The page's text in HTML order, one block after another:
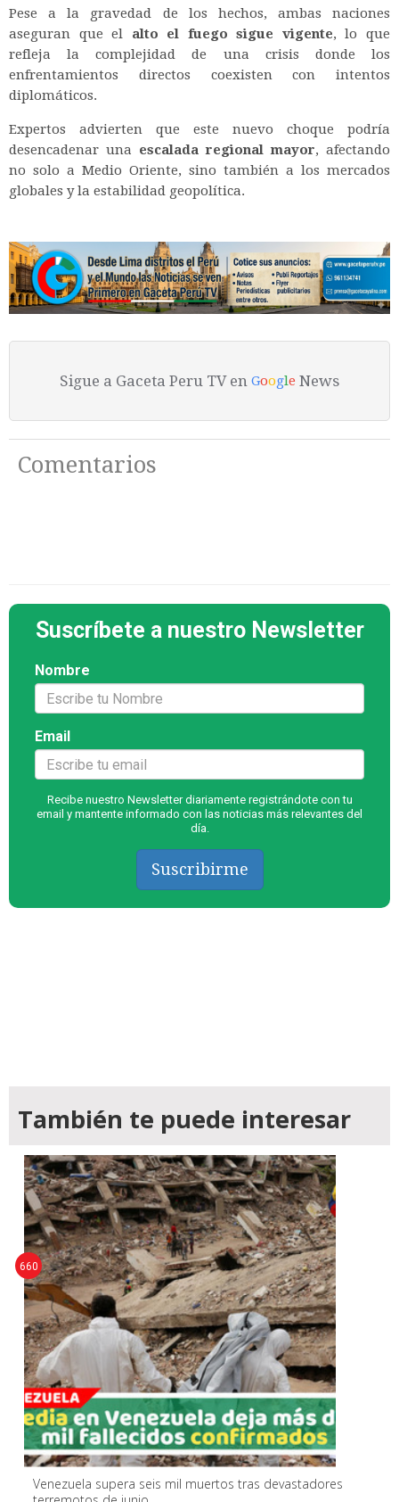
Pese a la gravedad de los hechos, ambas naciones
aseguran que el alto el fuego sigue vigente, lo que
refleja la complejidad de una crisis donde los
enfrentamientos directos coexisten con intentos
diplomáticos.
Expertos advierten que este nuevo choque podría
desencadenar una escalada regional mayor, afectando
no solo a Medio Oriente, sino también a los mercados
globales y la estabilidad geopolítica.
Sigue a Gaceta Peru TV en Google News
Comentarios
Suscríbete a nuestro Newsletter
Nombre
Email
Recibe nuestro Newsletter diariamente registrándote con tu
email y mantente informado con las noticias más relevantes del
día.
Suscribirme
También te puede interesar
Venezuela supera seis mil muertos tras devastadores
660